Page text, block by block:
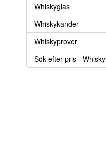
Whiskyglas
Whiskykander
Whiskyprover
Sök efter pris - Whisky